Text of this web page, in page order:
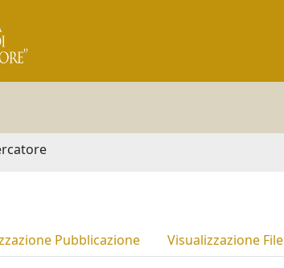
Pubblicazione Visualizzazione File